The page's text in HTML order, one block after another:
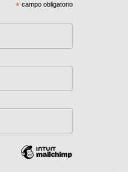
*campo obligatorio